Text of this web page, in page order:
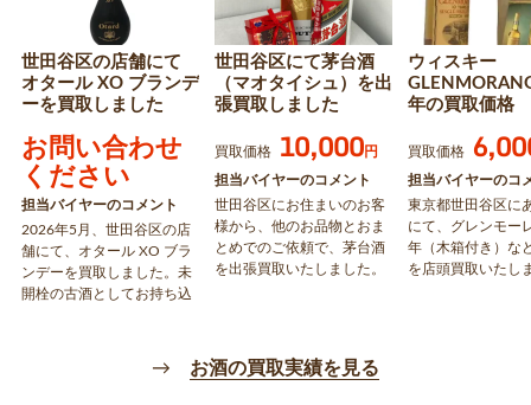
世田谷区の店舗にて
オタール XO ブランデ
ーを買取しました
お問い合わせ
ください
担当バイヤーのコメント
2026年5月、世田谷区の店
舗にて、オタール XO ブラ
ンデーを買取しました。未
開栓の古酒としてお持ち込
ど、お酒の買取も承ってお
世田谷区にて茅台酒
（マオタイシュ）を出
張買取しました
買取価格 10,000円
担当バイヤーのコメント
世田谷区にお住まいのお客
様から、他のお品物とおま
とめでのご依頼で、茅台酒
を出張買取いたしました。
どが有りましたら、査定い
たしますのでお気軽にご相
ウィスキー
年の買取価格
買取価格
担当バイヤーのコ
東京都世田谷区に
にて、グレンモー
年（木箱付き）な
を店頭買取いたし
→ お酒の買取実績を見る